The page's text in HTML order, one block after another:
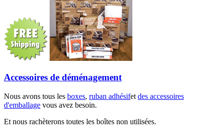
Accessoires de déménagement
Nous avons tous les boxes, ruban adhésifet des accessoires
d'emballage vous avez besoin.
Et nous rachèterons toutes les boîtes non utilisées.